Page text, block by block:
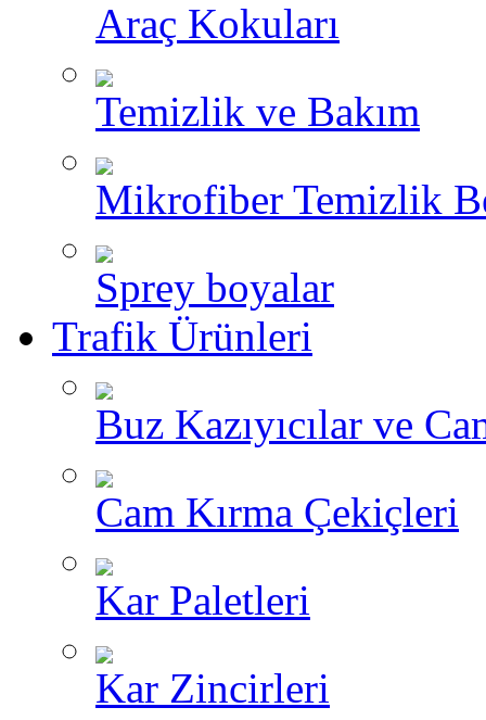
Araç Kokuları
Temizlik ve Bakım
Mikrofiber Temizlik
Sprey boyalar
Trafik Ürünleri
Buz Kazıyıcılar ve
Cam Kırma Çekiçleri
Kar Paletleri
Kar Zincirleri